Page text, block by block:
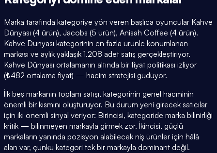
Marka tarafında kategoriye yön veren başlıca oyuncular Kahve
Dünyası (4 ürün), Jacobs (5 ürün), Anisah Coffee (4 ürün).
Kahve Dünyası kategorinin en fazla ürünle konumlanan
markası ve aylık yaklaşık 1.208 adet satış gerçekleştiriyor.
Kahve Dünyası ortalamanın altında bir fiyat politikası izliyor
(₺482 ortalama fiyat) — hacim stratejisi güdüyor.
İlk beş markanın toplam satışı, kategorinin genel hacminin
önemli bir kısmını oluşturuyor. Bu durum yeni girecek satıcılar
için iki önemli sinyal veriyor: Birincisi, kategoride marka bilinirliği
kritik — bilinmeyen markayla girmek zor. İkincisi, güçlü
markaların yanında pozisyon alabilecek niş ürünler için hâlâ
alan var, çünkü kategori tek bir markayla dominant değil.